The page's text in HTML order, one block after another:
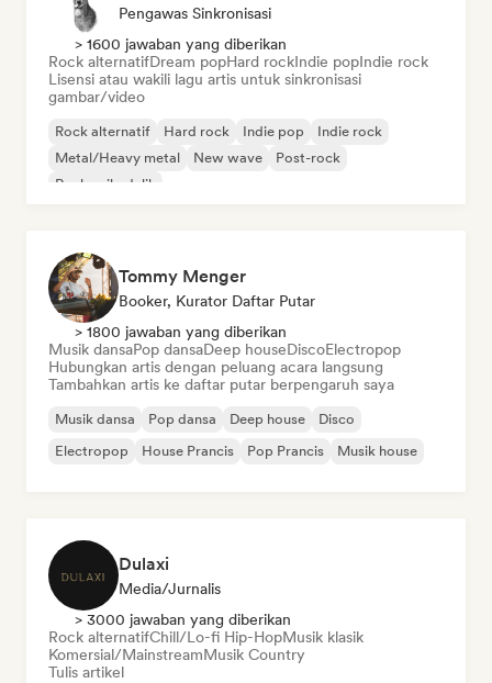
Pengawas Sinkronisasi
> 1600 jawaban yang diberikan
Rock alternatifDream popHard rockIndie popIndie rock
Lisensi atau wakili lagu artis untuk sinkronisasi
gambar/video
Rock alternatif Hard rock Indie pop
Indie rock
Metal/Heavy metal
New wave
Post-rock
Rock psikedelik
Tommy Menger
Booker, Kurator Daftar Putar
> 1800 jawaban yang diberikan
Musik dansaPop dansaDeep houseDiscoElectropop
Hubungkan artis dengan peluang acara langsung
Tambahkan artis ke daftar putar berpengaruh saya
Musik dansa Pop dansa Deep house
Disco
Electropop
House Prancis Pop Prancis Musik house
Dulaxi
Media/Jurnalis
> 3000 jawaban yang diberikan
Rock alternatifChill/Lo-fi Hip-HopMusik klasik
Komersial/MainstreamMusik Country
Tulis artikel